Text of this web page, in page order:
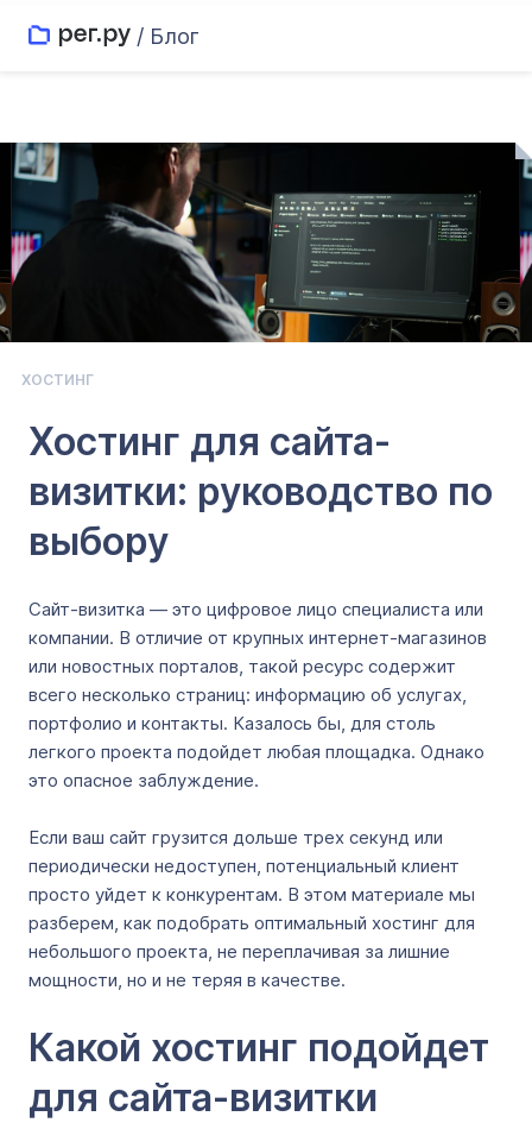
/ Блог
ХОСТИНГ
Хостинг для сайта-
визитки: руководство по
выбору
Сайт-визитка — это цифровое лицо специалиста или
компании. В отличие от крупных интернет-магазинов
или новостных порталов, такой ресурс содержит
всего несколько страниц: информацию об услугах,
портфолио и контакты. Казалось бы, для столь
легкого проекта подойдет любая площадка. Однако
это опасное заблуждение.
Если ваш сайт грузится дольше трех секунд или
периодически недоступен, потенциальный клиент
просто уйдет к конкурентам. В этом материале мы
разберем, как подобрать оптимальный хостинг для
небольшого проекта, не переплачивая за лишние
мощности, но и не теряя в качестве.
Какой хостинг подойдет
для сайта-визитки